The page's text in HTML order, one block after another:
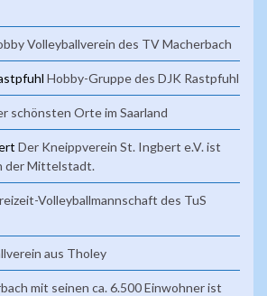
Volleyballverein des TV Macherbach
Hobby-Gruppe des DJK Rastpfuhl
schönsten Orte im Saarland
Der Kneippverein St. Ingbert e.V. ist
der Mittelstadt.
Volleyballmannschaft des TuS
aus Tholey
mit seinen ca. 6.500 Einwohner ist